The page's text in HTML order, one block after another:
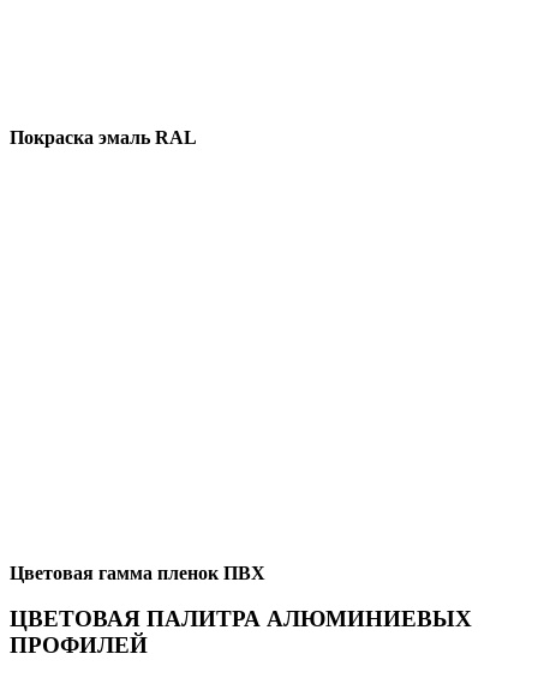
Покраска эмаль RAL
Цветовая гамма пленок ПВХ
ЦВЕТОВАЯ ПАЛИТРА АЛЮМИНИЕВЫХ
ПРОФИЛЕЙ